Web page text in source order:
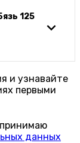
125
и узнавайте
первыми
данных